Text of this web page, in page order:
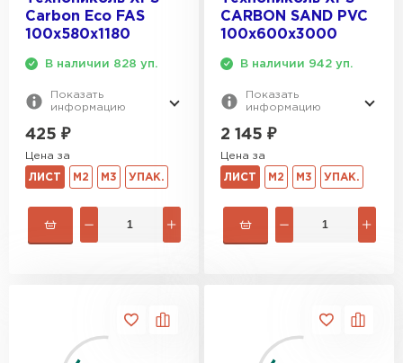
Carbon Eco FAS
100х580х1180
В наличии 828 уп.
Показать
информацию
425 ₽
Цена за
ЛИСТ М2 М3 УПАК.
CARBON SAND PVC
100х600х3000
В наличии 942 уп.
Показать
информацию
2 145 ₽
Цена за
ЛИСТ М2 М3 УПАК.